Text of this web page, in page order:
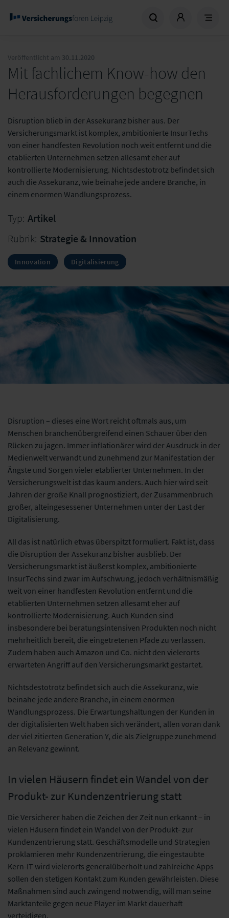
Veröffentlicht am 30.11.2020
Mit fachlichem Know-how den
Herausforderungen begegnen
Disruption blieb in der Assekuranz bisher aus. Der
Versicherungsmarkt ist komplex, ambitionierte InsurTechs
von einer handfesten Revolution noch weit entfernt und die
etablierten Unternehmen setzen allesamt eher auf
kontrollierte Modernisierung. Nichtsdestotrotz befindet sich
auch die Assekuranz, wie beinahe jede andere Branche, in
einem enormen Wandlungsprozess.
Typ: Artikel
Rubrik: Strategie & Innovation
Innovation Digitalisierung
Disruption – dieses eine Wort reicht oftmals aus, um
Menschen branchenübergreifend einen Schauer über den
Rücken zu jagen. Immer inflationärer wird der Ausdruck in der
Medienwelt verwandt und zunehmend zur Manifestation der
Ängste und Sorgen vieler etablierter Unternehmen. In der
Versicherungswelt ist das kaum anders. Auch hier wird seit
Jahren der große Knall prognostiziert, der Zusammenbruch
großer, alteingesessener Unternehmen unter der Last der
Digitalisierung.
All das ist natürlich etwas überspitzt formuliert. Fakt ist, dass
die Disruption der Assekuranz bisher ausblieb. Der
Versicherungsmarkt ist äußerst komplex, ambitionierte
InsurTechs sind zwar im Aufschwung, jedoch verhältnismäßig
weit von einer handfesten Revolution entfernt und die
etablierten Unternehmen setzen allesamt eher auf
kontrollierte Modernisierung. Auch Kunden sind
insbesondere bei beratungsintensiven Produkten noch nicht
mehrheitlich bereit, die eingetretenen Pfade zu verlassen.
Zudem haben auch Amazon und Co. nicht den vielerorts
erwarteten Angriff auf den Versicherungsmarkt gestartet.
Nichtsdestotrotz befindet sich auch die Assekuranz, wie
beinahe jede andere Branche, in einem enormen
Wandlungsprozess. Die Erwartungshaltungen der Kunden in
der digitalisierten Welt haben sich verändert, allen voran dank
der viel zitierten Generation Y, die als Zielgruppe zunehmend
an Relevanz gewinnt.
In vielen Häusern findet ein Wandel von der
Produkt- zur Kundenzentrierung statt
Die Versicherer haben die Zeichen der Zeit nun erkannt – in
vielen Häusern findet ein Wandel von der Produkt- zur
Kundenzentrierung statt. Geschäftsmodelle und Strategien
proklamieren mehr Kundenzentrierung, die eingestaubte
Kern-IT wird vielerorts generalüberholt und zahlreiche Apps
sollen den stetigen Kontakt zum Kunden gewährleisten. Diese
Maßnahmen sind auch zwingend notwendig, will man seine
Marktanteile gegen neue Player im Markt dauerhaft
verteidigen.